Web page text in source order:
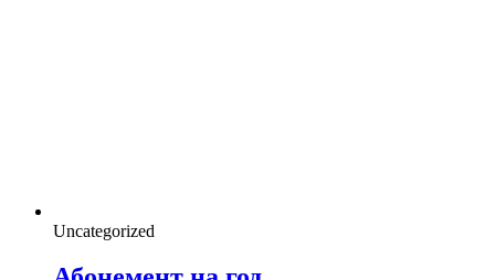
Uncategorized